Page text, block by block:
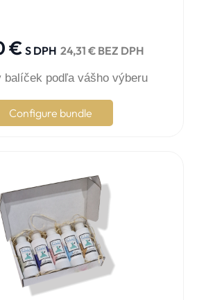
€ S DPH 24,31 € BEZ DPH
balíček podľa vášho výberu
Configure bundle